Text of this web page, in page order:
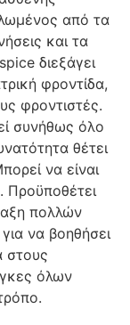
από τα
και τα
διεξάγει
φροντίδα,
φροντιστές.
συνήθως όλο
θέτει
να είναι
Προϋποθέτει
πολλών
να βοηθήσει
στους
όλων